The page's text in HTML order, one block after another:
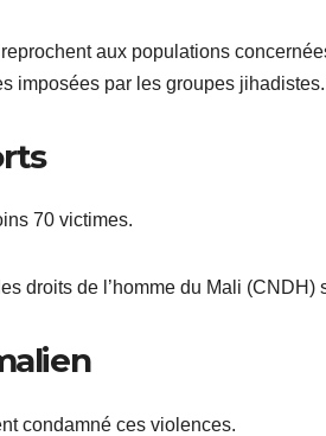
aux populations
imposées par les groupes jihadistes.
70 victimes.
droits de l’homme du Mali (CNDH)
condamné ces violences.